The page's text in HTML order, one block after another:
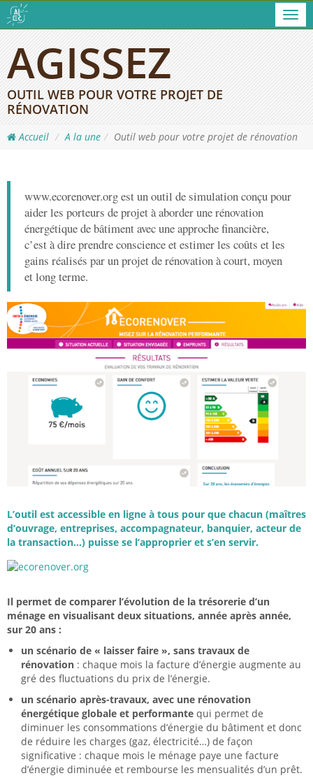
AGISSEZ
OUTIL WEB POUR VOTRE PROJET DE
RÉNOVATION
Accueil A la une Outil web pour votre projet de rénovation
www.ecorenover.org est un outil de simulation conçu pour
aider les porteurs de projet à aborder une rénovation
énergétique de bâtiment avec une approche financière,
c’est à dire prendre conscience et estimer les coûts et les
gains réalisés par un projet de rénovation à court, moyen
et long terme.
L’outil est accessible en ligne à tous pour que chacun (maîtres
d’ouvrage, entreprises, accompagnateur, banquier, acteur de
la transaction…) puisse se l’approprier et s’en servir.
Il permet de comparer l’évolution de la trésorerie d’un
ménage en visualisant deux situations, année après année,
sur 20 ans :
un scénario de « laisser faire », sans travaux de
rénovation : chaque mois la facture d’énergie augmente au
gré des fluctuations du prix de l’énergie.
un scénario après-travaux, avec une rénovation
énergétique globale et performante qui permet de
diminuer les consommations d’énergie du bâtiment et donc
de réduire les charges (gaz, électricité…) de façon
significative : chaque mois le ménage paye une facture
d’énergie diminuée et rembourse les mensualités d’un prêt.